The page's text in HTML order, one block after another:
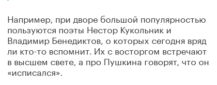
Например, при дворе большой популярностью
пользуются поэты Нестор Кукольник и
Владимир Бенедиктов, о которых сегодня вряд
ли кто-то вспомнит. Их с восторгом встречают
в высшем свете, а про Пушкина говорят, что он
«исписался».